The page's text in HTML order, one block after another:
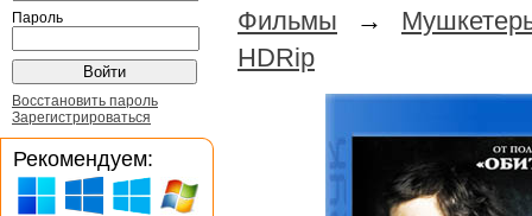
Фильмы →
HDRip
Пароль
Восстановить пароль
Зарегистрироваться
Рекомендуем: